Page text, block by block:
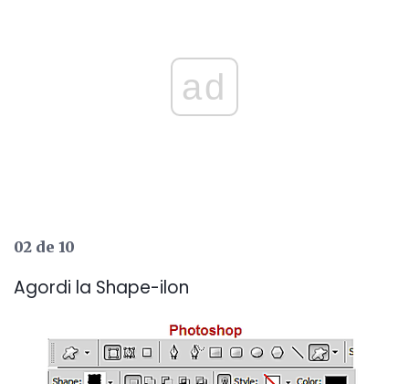
ad
02 de 10
Agordi la Shape-ilon